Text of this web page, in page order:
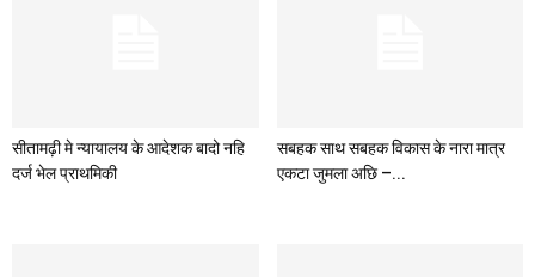
सीतामढ़ी मे न्यायालय के आदेशक बादो नहि
दर्ज भेल प्राथमिकी
सबहक साथ सबहक विकास के नारा मात्र
एकटा जुमला अछि –...